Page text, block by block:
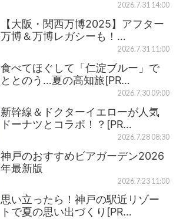
2026.7.31 14:00
【大阪・関西万博2025】アフター
万博＆万博レガシーも！…
2026.7.31 11:00
食べてほぐして「仁淀ブルー」で
ととのう…夏の高知旅[PR…
2026.7.30 09:00
新幹線＆ドクターイエローが人気
ドーナツとコラボ！？[PR…
2026.7.28 08:30
神戸のおすすめビアガーデン2026
年最新版
2026.7.23 11:00
思い立ったら！神戸の駅近リゾー
トで夏の思い出づくり[PR…